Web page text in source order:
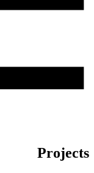
Projects